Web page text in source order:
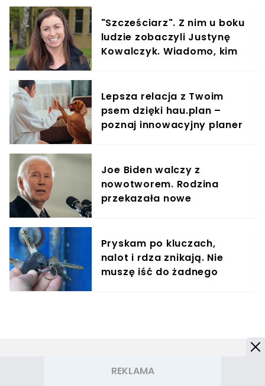
"Szcześciarz". Z nim u boku
ludzie zobaczyli Justynę
Kowalczyk. Wiadomo, kim
Lepsza relacja z Twoim
psem dzięki hau.plan –
poznaj innowacyjny planer
Joe Biden walczy z
nowotworem. Rodzina
przekazała nowe
Pryskam po kluczach,
nalot i rdza znikają. Nie
muszę iść do żadnego